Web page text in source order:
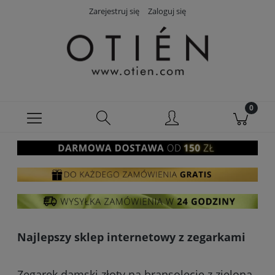
Zarejestruj się Zaloguj się
Najlepszy sklep internetowy z zegarkami